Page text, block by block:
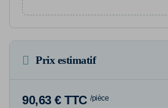
Prix estimatif
90,63 € TTC /pièce